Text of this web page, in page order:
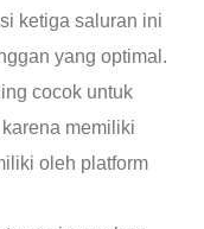
ketiga saluran ini
yang optimal.
cocok untuk
memiliki
oleh platform